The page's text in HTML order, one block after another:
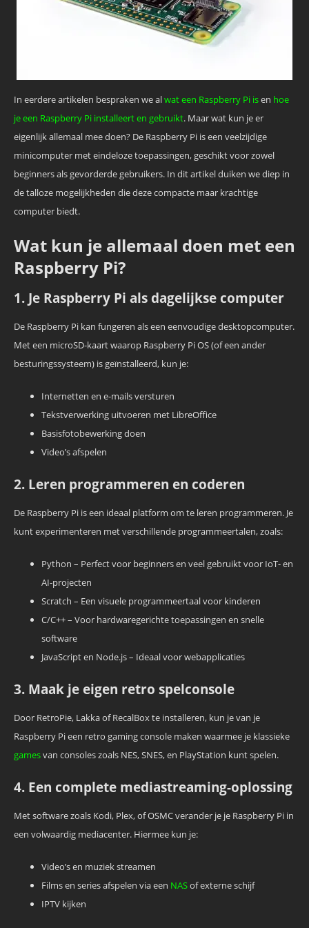
In eerdere artikelen bespraken we alwat een Raspberry Pi isen hoe
je een Raspberry Pi installeert en gebruikt. Maar wat kun je er
eigenlijk allemaal mee doen? De Raspberry Pi is een veelzijdige
minicomputer met eindeloze toepassingen, geschikt voor zowel
beginners als gevorderde gebruikers. In dit artikel duiken we diep in
de talloze mogelijkheden die deze compacte maar krachtige
computer biedt.
Wat kun je allemaal doen met een
Raspberry Pi?
1. Je Raspberry Pi als dagelijkse computer
De Raspberry Pi kan fungeren als een eenvoudige desktopcomputer.
Met een microSD-kaart waarop Raspberry Pi OS (of een ander
besturingssysteem) is geïnstalleerd, kun je:
Internetten en e-mails versturen
Tekstverwerking uitvoeren met LibreOffice
Basisfotobewerking doen
Video’s afspelen
2. Leren programmeren en coderen
De Raspberry Pi is een ideaal platform om te leren programmeren. Je
kunt experimenteren met verschillende programmeertalen, zoals:
Python – Perfect voor beginners en veel gebruikt voor IoT- en
AI-projecten
Scratch – Een visuele programmeertaal voor kinderen
C/C++ – Voor hardwaregerichte toepassingen en snelle
software
JavaScript en Node.js – Ideaal voor webapplicaties
3. Maak je eigen retro spelconsole
Door RetroPie, Lakka of RecalBox te installeren, kun je van je
Raspberry Pi een retro gaming console maken waarmee je klassieke
gamesvan consoles zoals NES, SNES, en PlayStation kunt spelen.
4. Een complete mediastreaming-oplossing
Met software zoals Kodi, Plex, of OSMC verander je je Raspberry Pi in
een volwaardig mediacenter. Hiermee kun je:
Video’s en muziek streamen
Films en series afspelen via een NASof externe schijf
IPTV kijken